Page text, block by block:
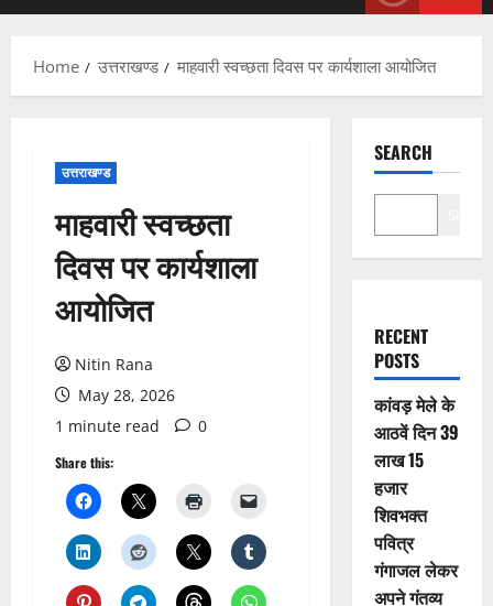
Home उत्तराखण्ड माहवारी स्वच्छता दिवस पर कार्यशाला आयोजित
उत्तराखण्ड
माहवारी स्वच्छता
दिवस पर कार्यशाला
आयोजित
Nitin Rana
May 28, 2026
1 minute read
0
Share this:
SEARCH
RECENT
POSTS
कांवड़ मेले के
आठवें दिन 39
लाख 15
हजार
शिवभक्त
पवित्र
गंगाजल लेकर
अपने गंतव्य